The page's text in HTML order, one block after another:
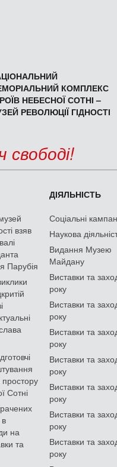
КОМПЛЕКС
НЕБЕСНОЇ СОТНІ –
РЕВОЛЮЦІЇ ГІДНОСТІ
свободі!
взяв
Парубія
Сотні
на
та
ДІЯЛЬНІСТЬ
Соціальні
Наукова
Видання Музею
Майдану
Виставки та
року
Виставки та
року
Виставки та
року
Виставки та
року
Виставки та
року
Виставки та
року
Виставки та
року